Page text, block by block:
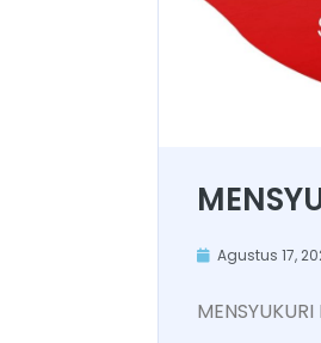
Agustus 17,